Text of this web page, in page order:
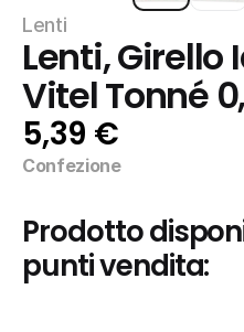
Lenti
Lenti, Girello
Vitel Tonné
5,39 €
Confezione
Prodotto
punti vendita: